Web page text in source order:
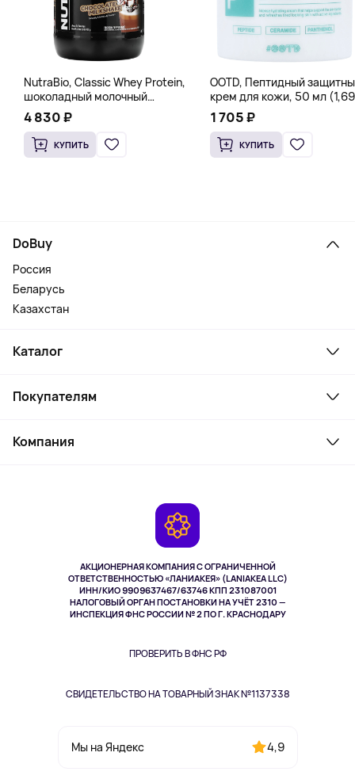
NutraBio, Classic Whey Protein,
шоколадный молочный
коктейль, 907 г (2 фунта)
4 830 ₽
КУПИТЬ
OOTD, Пептидный
крем для кожи, 50 мл (1,69
жидк. Унции)
1 705 ₽
КУПИТЬ
АКЦИОНЕРНАЯ КОМПАНИЯ С ОГРАНИЧЕННОЙ
ОТВЕТСТВЕННОСТЬЮ «ЛАНИАКЕЯ» (LANIAKEA LLC)
ИНН/КИО 9909637467/63746 КПП 231087001
НАЛОГОВЫЙ ОРГАН ПОСТАНОВКИ НА УЧЁТ 2310 —
ИНСПЕКЦИЯ ФНС РОССИИ № 2 ПО Г. КРАСНОДАРУ
ПРОВЕРИТЬ В ФНС РФ
СВИДЕТЕЛЬСТВО НА ТОВАРНЫЙ ЗНАК №1137338
Мы на Яндекс 4,9
DoBuy
Россия
Беларусь
Казахстан
Каталог
Ноутбуки, мониторы, VR
Косметика и уход
Здоровье питомцев
Одежда и аксессуары
Покупателям
Как заказать
Компания